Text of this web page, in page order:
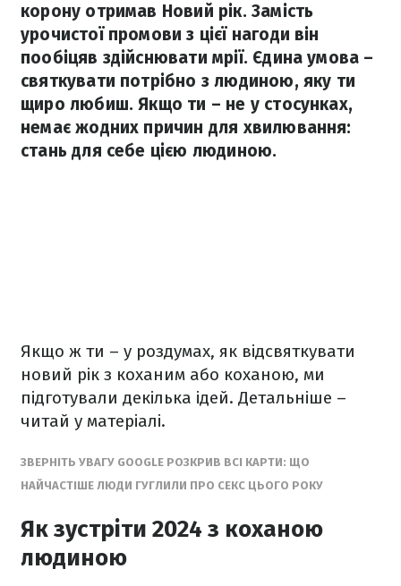
корону отримав Новий рік. Замість
урочистої промови з цієї нагоди він
пообіцяв здійснювати мрії. Єдина умова –
святкувати потрібно з людиною, яку ти
щиро любиш. Якщо ти – не у стосунках,
немає жодних причин для хвилювання:
стань для себе цією людиною.
Якщо ж ти – у роздумах, як відсвяткувати
новий рік з коханим або коханою, ми
підготували декілька ідей. Детальніше –
читай у матеріалі.
ЗВЕРНІТЬ УВАГУ GOOGLE РОЗКРИВ ВСІ КАРТИ: ЩО
НАЙЧАСТІШЕ ЛЮДИ ГУГЛИЛИ ПРО СЕКС ЦЬОГО РОКУ
Як зустріти 2024 з коханою
людиною